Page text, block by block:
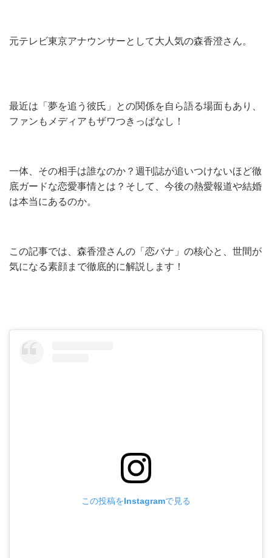
元テレビ東京アナウンサーとして大人気の森香澄さん。
最近は「夢を追う彼氏」との関係を自ら語る場面もあり、
ファンもメディアもザワつきっぱなし！
一体、その相手は誰なのか？週刊誌が追いつけないほど徹
底ガードな恋愛事情とは？そして、今後の熱愛報道や結婚
は本当にあるのか。
この記事では、森香澄さんの「恋バナ」の核心と、世間が
気になる素顔まで徹底的に解説します！
この投稿をInstagramで見る